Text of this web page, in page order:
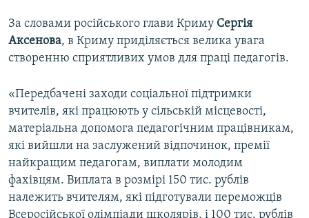
За словами російського глави Криму Сергія
Аксенова, в Криму приділяється велика увага
створенню сприятливих умов для праці педагогів.
«Передбачені заходи соціальної підтримки
вчителів, які працюють у сільській місцевості,
матеріальна допомога педагогічним працівникам,
які вийшли на заслужений відпочинок, премії
найкращим педагогам, виплати молодим
фахівцям. Виплата в розмірі 150 тис. рублів
належить вчителям, які підготували переможців
Всеросійської олімпіади школярів, і 100 тис. рублів